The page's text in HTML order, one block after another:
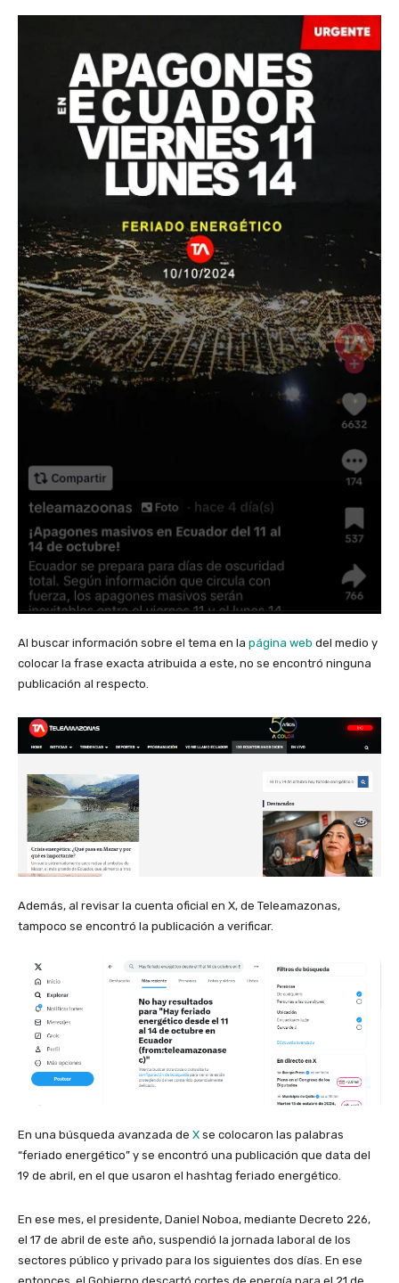
Al buscar información sobre el tema en la página web del medio y
colocar la frase exacta atribuida a este, no se encontró ninguna
publicación al respecto.
Además, al revisar la cuenta oficial en X, de Teleamazonas,
tampoco se encontró la publicación a verificar.
En una búsqueda avanzada de X se colocaron las palabras
“feriado energético” y se encontró una publicación que data del
19 de abril, en el que usaron el hashtag feriado energético.
En ese mes, el presidente, Daniel Noboa, mediante Decreto 226,
el 17 de abril de este año, suspendió la jornada laboral de los
sectores público y privado para los siguientes dos días. En ese